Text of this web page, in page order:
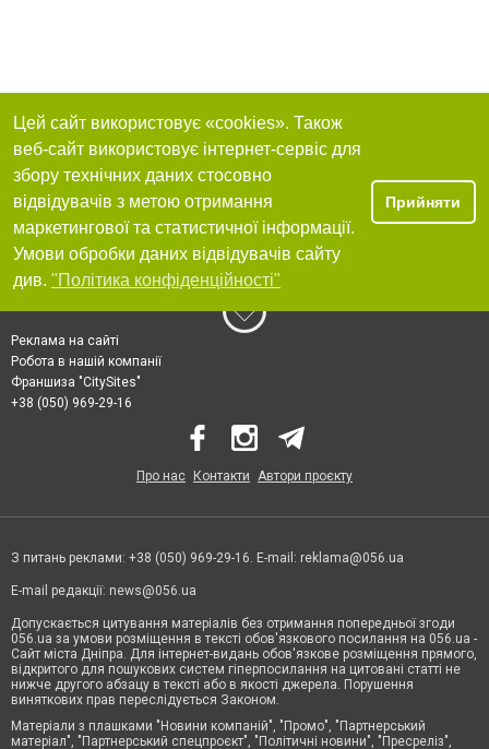
Цей сайт використовує «cookies». Також
веб-сайт використовує інтернет-сервіс для
збору технічних даних стосовно
відвідувачів з метою отримання
маркетингової та статистичної інформації.
Умови обробки даних відвідувачів сайту
див. "Політика конфіденційності"
Прийняти
Реклама на сайті
Робота в нашій компанії
Франшиза "CitySites"
+38 (050) 969-29-16
Про нас Контакти Автори проєкту
З питань реклами: +38 (050) 969-29-16. E-mail: reklama@056.ua
E-mail редакції: news@056.ua
Допускається цитування матеріалів без отримання попередньої згоди
056.ua за умови розміщення в тексті обов'язкового посилання на 056.ua -
Сайт міста Дніпра. Для інтернет-видань обов'язкове розміщення прямого,
відкритого для пошукових систем гіперпосилання на цитовані статті не
нижче другого абзацу в тексті або в якості джерела. Порушення
виняткових прав переслідується Законом.
Матеріали з плашками "Новини компаній", "Промо", "Партнерський
матеріал", "Партнерський спецпроєкт", "Політичні новини", "Пресреліз",